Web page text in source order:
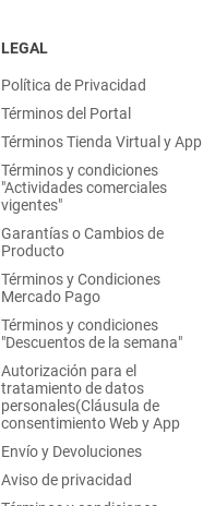
LEGAL
Política de Privacidad
Términos del Portal
Términos Tienda Virtual y App
Términos y condiciones
"Actividades comerciales
vigentes"
Garantías o Cambios de
Producto
Términos y Condiciones
Mercado Pago
Términos y condiciones
"Descuentos de la semana"
Autorización para el
tratamiento de datos
personales(Cláusula de
consentimiento Web y App
Envío y Devoluciones
Aviso de privacidad